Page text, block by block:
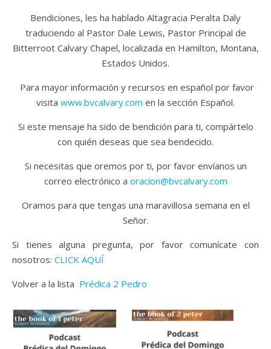
Bendiciones, les ha hablado Altagracia Peralta Daly
traduciendo al Pastor Dale Lewis, Pastor Principal de
Bitterroot Calvary Chapel, localizada en Hamilton, Montana,
Estados Unidos.
Para mayor información y recursos en español por favor
visita www.bvcalvary.com en la sección Español.
Si este mensaje ha sido de bendición para ti, compártelo
con quién deseas que sea bendecido.
Si necesitas que oremos por ti, por favor envíanos un
correo electrónico a oracion@bvcalvary.com
Oramos para que tengas una maravillosa semana en el
Señor.
Si tienes alguna pregunta, por favor comunícate con
nosotros: CLICK AQUÍ
Volver a la lista Prédica 2 Pedro